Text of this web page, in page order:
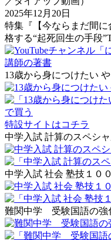
2025年12月20日
特集『【今ならまだ間
格する“起死回生の手段
講師の著書
13歳から身につけたい
特設サイトはコチラ
中学入試 計算のスペシ
中学入試 社会 塾技１００
難関中学 受験国語の強